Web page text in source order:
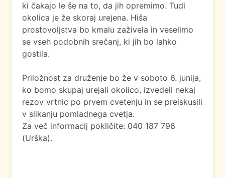
ki čakajo le še na to, da jih opremimo. Tudi
okolica je že skoraj urejena. Hiša
prostovoljstva bo kmalu zaživela in veselimo
se vseh podobnih srečanj, ki jih bo lahko
gostila.
Priložnost za druženje bo že v soboto 6. junija,
ko bomo skupaj urejali okolico, izvedeli nekaj
rezov vrtnic po prvem cvetenju in se preiskusili
v slikanju pomladnega cvetja.
Za več informacij pokličite: 040 187 796
(Urška).